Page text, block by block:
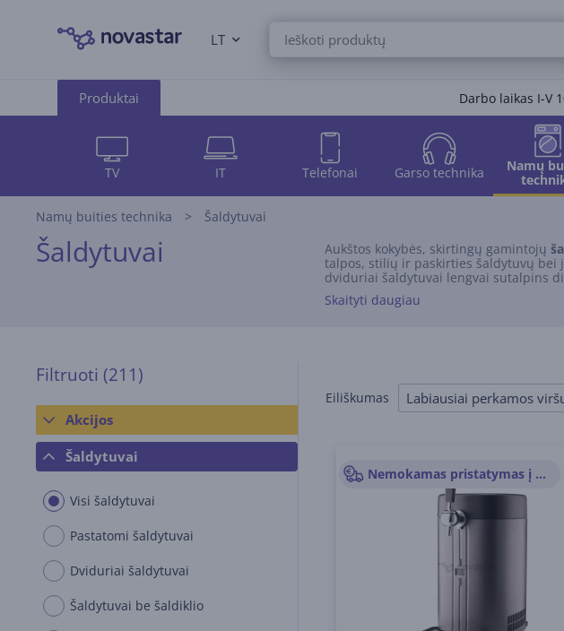
LT
Produktai Darbo laikas I-V
TV IT Telefonai Garso technika
Namų
Namų buities technika Šaldytuvai
Šaldytuvai Aukštos kokybės, skirtingų gamintojų
talpos, stilių ir paskirties šaldytuvų bei
dviduriai šaldytuvai lengvai sutalpins
įmontuojami šaldytuvai puikiai atitiks
daugiau – viską rasite Novastar
Skaityti daugiau
Filtruoti (211)
Akcijos
Šaldytuvai
Visi šaldytuvai
Pastatomi šaldytuvai
Dviduriai šaldytuvai
Šaldytuvai be šaldiklio
Eiliškumas Labiausiai perkamos
Nemokamas pristatymas į paštomatus